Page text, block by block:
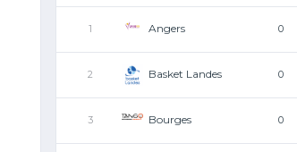
1 Angers 0
2 Basket Landes 0
3 Bourges 0